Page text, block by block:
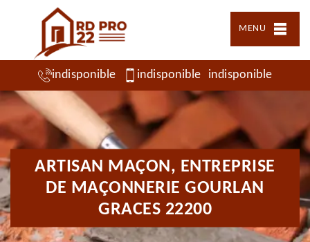
MENU
indisponible indisponible indisponible
ARTISAN MAÇON, ENTREPRISE
DE MAÇONNERIE GOURLAN
GRACES 22200